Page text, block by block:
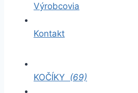
Výrobcovia
Kontakt
KOČÍKY (69)